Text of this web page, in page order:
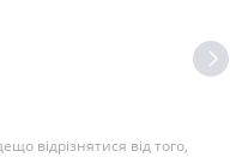
відрізнятися від того,